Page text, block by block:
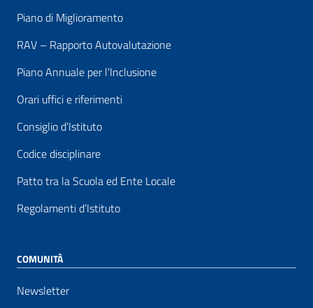
Piano di Miglioramento
RAV – Rapporto Autovalutazione
Piano Annuale per l’Inclusione
Orari uffici e riferimenti
Consiglio d’Istituto
Codice disciplinare
Patto tra la Scuola ed Ente Locale
Regolamenti d’Istituto
COMUNITÀ
Newsletter